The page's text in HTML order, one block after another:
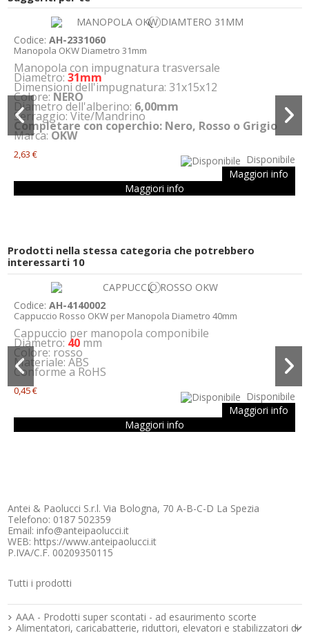
Codice: AH-2331060
Manopola OKW Diametro 31mm
Manopola con impugnatura trasversale
Diametro: 31mm
Dimensioni dell'impugnatura: 31x15x12
Colore: NERO
Diametro dell'alberino: 6,00mm
Serraggio: Vite/Mandrino
Completare con coperchio: Nero, Rosso o Grigio
Marca: OKW
2,63 €
Disponibile
Maggiori info
Maggiori info
Codice:AH-5031000
Cappuccio Nero OKW per Manopola Diametro 31mm
Maggiori info
Codice:AH-5031008
Cappuccio Grigio OKW per Manopola Diametro 31mm
Maggiori info
Prodotti nella stessa categoria che potrebbero
interessarti 10
Codice: AH-4140002
Cappuccio Rosso OKW per Manopola Diametro 40mm
Cappuccio per manopola componibile
Diametro: 40mm
Colore: rosso
Materiale: ABS
Conforme a RoHS
0,45 €
Disponibile
Maggiori info
Maggiori info
Antei & Paolucci S.r.l. Via Bologna, 70 A-B-C-D La Spezia
Telefono: 0187 502359
Email: info@anteipaolucci.it
WEB: https://www.anteipaolucci.it
P.IVA/C.F. 00209350115
Tutti i prodotti
AAA - Prodotti super scontati - ad esaurimento scorte
Alimentatori, caricabatterie, riduttori, elevatori e stabilizzatori di